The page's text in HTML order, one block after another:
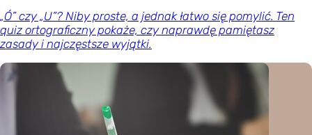
„Ó” czy „U”? Niby proste, a jednak łatwo się pomylić. Ten
quiz ortograficzny pokaże, czy naprawdę pamiętasz
zasady i najczęstsze wyjątki.